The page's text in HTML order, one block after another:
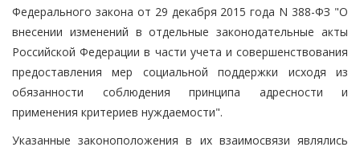
Федерального закона от 29 декабря 2015 года N 388-ФЗ "О
внесении изменений в отдельные законодательные акты
Российской Федерации в части учета и совершенствования
предоставления мер социальной поддержки исходя из
обязанности соблюдения принципа адресности и
применения критериев нуждаемости".
Указанные законоположения в их взаимосвязи являлись